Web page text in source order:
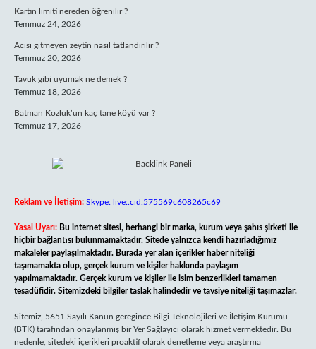
Kartın limiti nereden öğrenilir ?
Temmuz 24, 2026
Acısı gitmeyen zeytin nasıl tatlandırılır ?
Temmuz 20, 2026
Tavuk gibi uyumak ne demek ?
Temmuz 18, 2026
Batman Kozluk’un kaç tane köyü var ?
Temmuz 17, 2026
Reklam ve İletişim: Skype: live:.cid.575569c608265c69
Yasal Uyarı: Bu internet sitesi, herhangi bir marka, kurum veya şahıs şirketi ile
hiçbir bağlantısı bulunmamaktadır. Sitede yalnızca kendi hazırladığımız
makaleler paylaşılmaktadır. Burada yer alan içerikler haber niteliği
taşımamakta olup, gerçek kurum ve kişiler hakkında paylaşım
yapılmamaktadır. Gerçek kurum ve kişiler ile isim benzerlikleri tamamen
tesadüfidir. Sitemizdeki bilgiler taslak halindedir ve tavsiye niteliği taşımazlar.
Sitemiz, 5651 Sayılı Kanun gereğince Bilgi Teknolojileri ve İletişim Kurumu
(BTK) tarafından onaylanmış bir Yer Sağlayıcı olarak hizmet vermektedir. Bu
nedenle, sitedeki içerikleri proaktif olarak denetleme veya araştırma